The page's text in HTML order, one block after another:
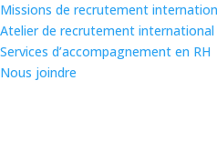
Missions de recrutement
Atelier de recrutement international
Services d’accompagnement en RH
Nous joindre